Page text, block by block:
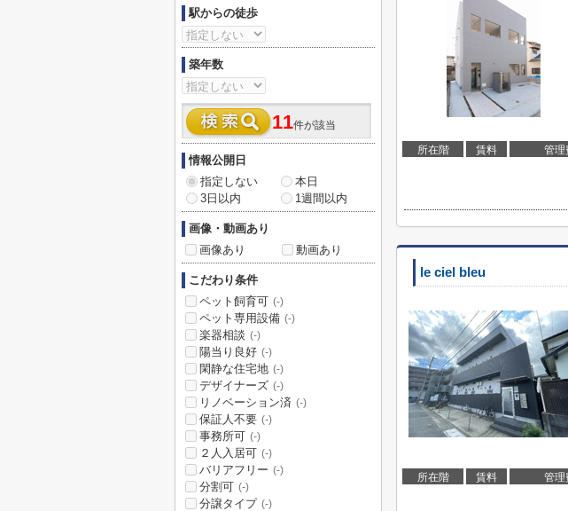
所在階 賃料 管理
le ciel bleu
所在階 賃料 管理
駅からの徒歩
築年数
11件が該当
情報公開日
指定しない
本日
3日以内
1週間以内
画像・動画あり
画像あり
動画あり
こだわり条件
ペット飼育可 (-)
ペット専用設備 (-)
楽器相談 (-)
陽当り良好 (-)
閑静な住宅地 (-)
デザイナーズ (-)
リノベーション済 (-)
保証人不要 (-)
事務所可 (-)
２人入居可 (-)
バリアフリー (-)
分割可 (-)
分譲タイプ (-)